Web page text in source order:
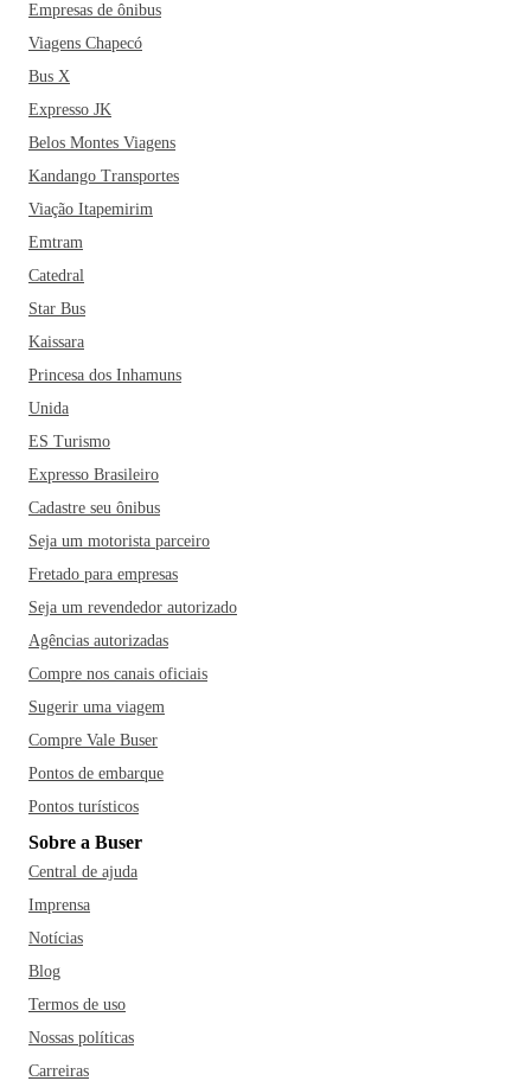
Empresas de ônibus
Viagens Chapecó
Bus X
Expresso JK
Belos Montes Viagens
Kandango Transportes
Viação Itapemirim
Emtram
Catedral
Star Bus
Kaissara
Princesa dos Inhamuns
Unida
ES Turismo
Expresso Brasileiro
Cadastre seu ônibus
Seja um motorista parceiro
Fretado para empresas
Seja um revendedor autorizado
Agências autorizadas
Compre nos canais oficiais
Sugerir uma viagem
Compre Vale Buser
Pontos de embarque
Pontos turísticos
Sobre a Buser
Central de ajuda
Imprensa
Notícias
Blog
Termos de uso
Nossas políticas
Carreiras